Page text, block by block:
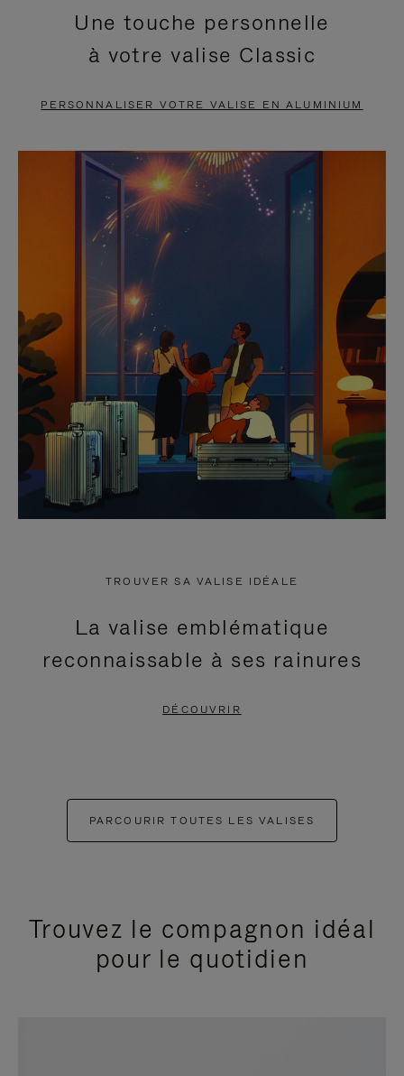
EN
PAUSE,
APPUYEZ
POUR
METTRE
PAUSE
VIDÉO
EST
DÉSACTIVÉ.
CLIQUER
POUR
RÉACTIVER
LE
SON
Une touche personnelle
à votre valise Classic
PERSONNALISER VOTRE VALISE EN ALUMINIUM
TROUVER SA VALISE IDÉALE
La valise emblématique
reconnaissable à ses rainures
DÉCOUVRIR
PARCOURIR TOUTES LES VALISES
Trouvez le compagnon idéal
pour le quotidien